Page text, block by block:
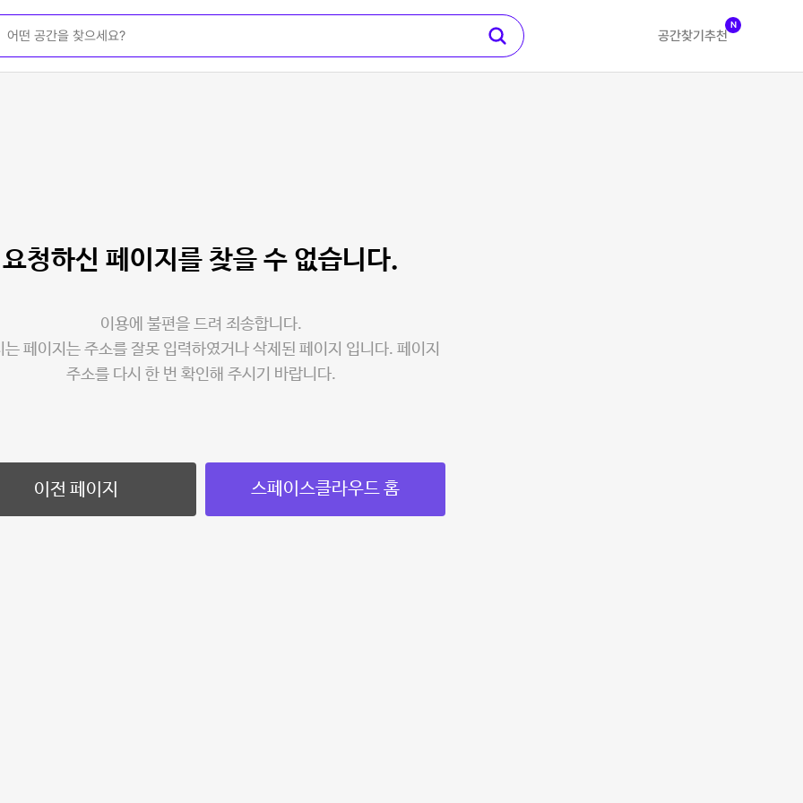
공간찾기 추천
N
요청하신 페이지를 찾을 수 없습니다.
이용에 불편을 드려 죄송합니다.
는 페이지는 주소를 잘못 입력하였거나 삭제된 페이지 입니다. 페이지
주소를 다시 한 번 확인해 주시기 바랍니다.
이전 페이지 스페이스클라우드 홈